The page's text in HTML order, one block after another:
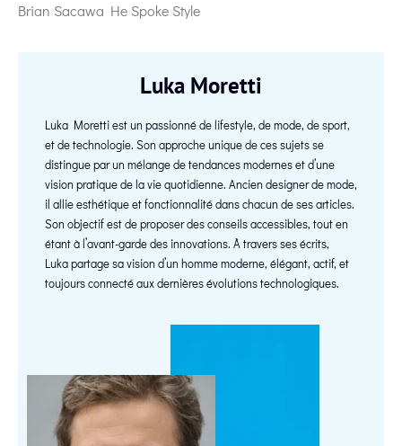
Brian Sacawa He Spoke Style
Luka Moretti
Luka Moretti est un passionné de lifestyle, de mode, de sport,
et de technologie. Son approche unique de ces sujets se
distingue par un mélange de tendances modernes et d’une
vision pratique de la vie quotidienne. Ancien designer de mode,
il allie esthétique et fonctionnalité dans chacun de ses articles.
Son objectif est de proposer des conseils accessibles, tout en
étant à l’avant-garde des innovations. À travers ses écrits,
Luka partage sa vision d’un homme moderne, élégant, actif, et
toujours connecté aux dernières évolutions technologiques.